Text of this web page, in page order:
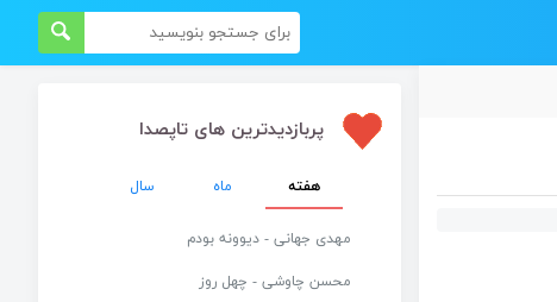
پربازدیدترین های تاپصدا
هفته ماه سال
مهدی جهانی - دیوونه بودم
محسن چاوشی - چهل روز